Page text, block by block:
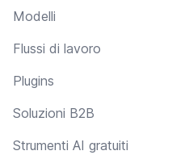
Modelli
Flussi di lavoro
Plugins
Soluzioni B2B
Strumenti AI gratuiti